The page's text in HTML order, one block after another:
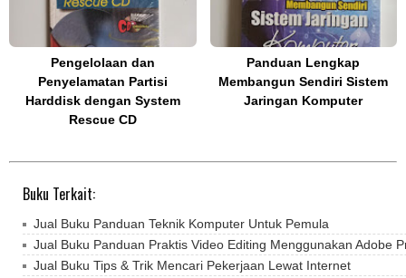
Pengelolaan dan
Penyelamatan Partisi
Harddisk dengan System
Rescue CD
Panduan Lengkap
Membangun Sendiri Sistem
Jaringan Komputer
Buku Terkait:
Jual Buku Panduan Teknik Komputer Untuk Pemula
Jual Buku Panduan Praktis Video Editing Menggunakan Adobe
Jual Buku Tips & Trik Mencari Pekerjaan Lewat Internet